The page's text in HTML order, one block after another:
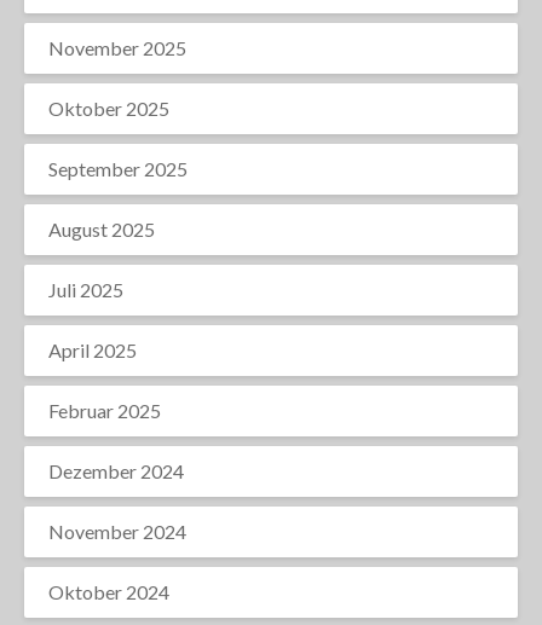
November 2025
Oktober 2025
September 2025
August 2025
Juli 2025
April 2025
Februar 2025
Dezember 2024
November 2024
Oktober 2024